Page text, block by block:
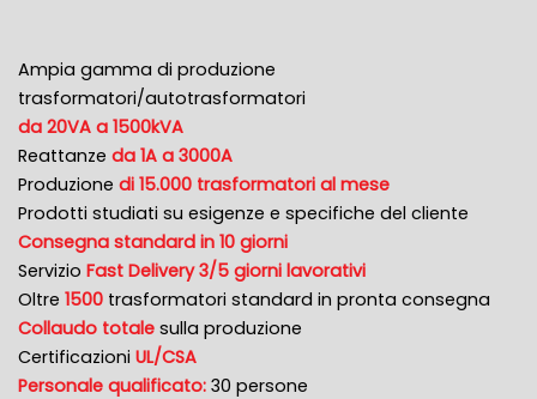
Ampia gamma di produzione
trasformatori/autotrasformatori
da 20VA a 1500kVA
Reattanze da 1A a 3000A
Produzione di 15.000 trasformatori al mese
Prodotti studiati su esigenze e specifiche del cliente
Consegna standard in 10 giorni
Servizio Fast Delivery 3/5 giorni lavorativi
Oltre 1500 trasformatori standard in pronta consegna
Collaudo totale sulla produzione
Certificazioni UL/CSA
Personale qualificato: 30 persone